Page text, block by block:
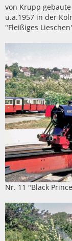
von Krupp
u.a.1957 in der
"Fleißiges
Nr. 11 "Black